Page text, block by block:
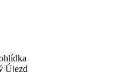
Újezd